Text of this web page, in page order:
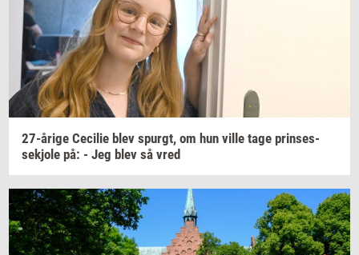
27-​årige Ce­ci­lie blev spurgt, om hun ville tage prin­ses­
sekjo­le på: - Jeg blev så vred